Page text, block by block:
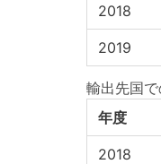
2018
2019
輸出先国
年度
2018